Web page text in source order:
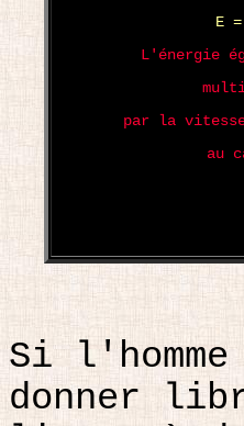
E =
L'énergie
par la
au
Si
donner